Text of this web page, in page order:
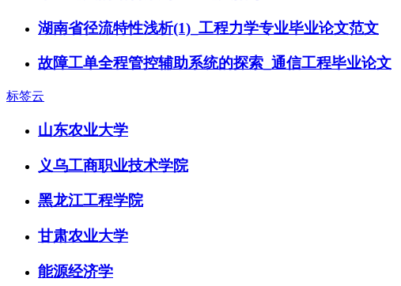
湖南省径流特性浅析(1)_工程力学专业毕业论文范文
故障工单全程管控辅助系统的探索_通信工程毕业论文
标签云
山东农业大学
义乌工商职业技术学院
黑龙江工程学院
甘肃农业大学
能源经济学